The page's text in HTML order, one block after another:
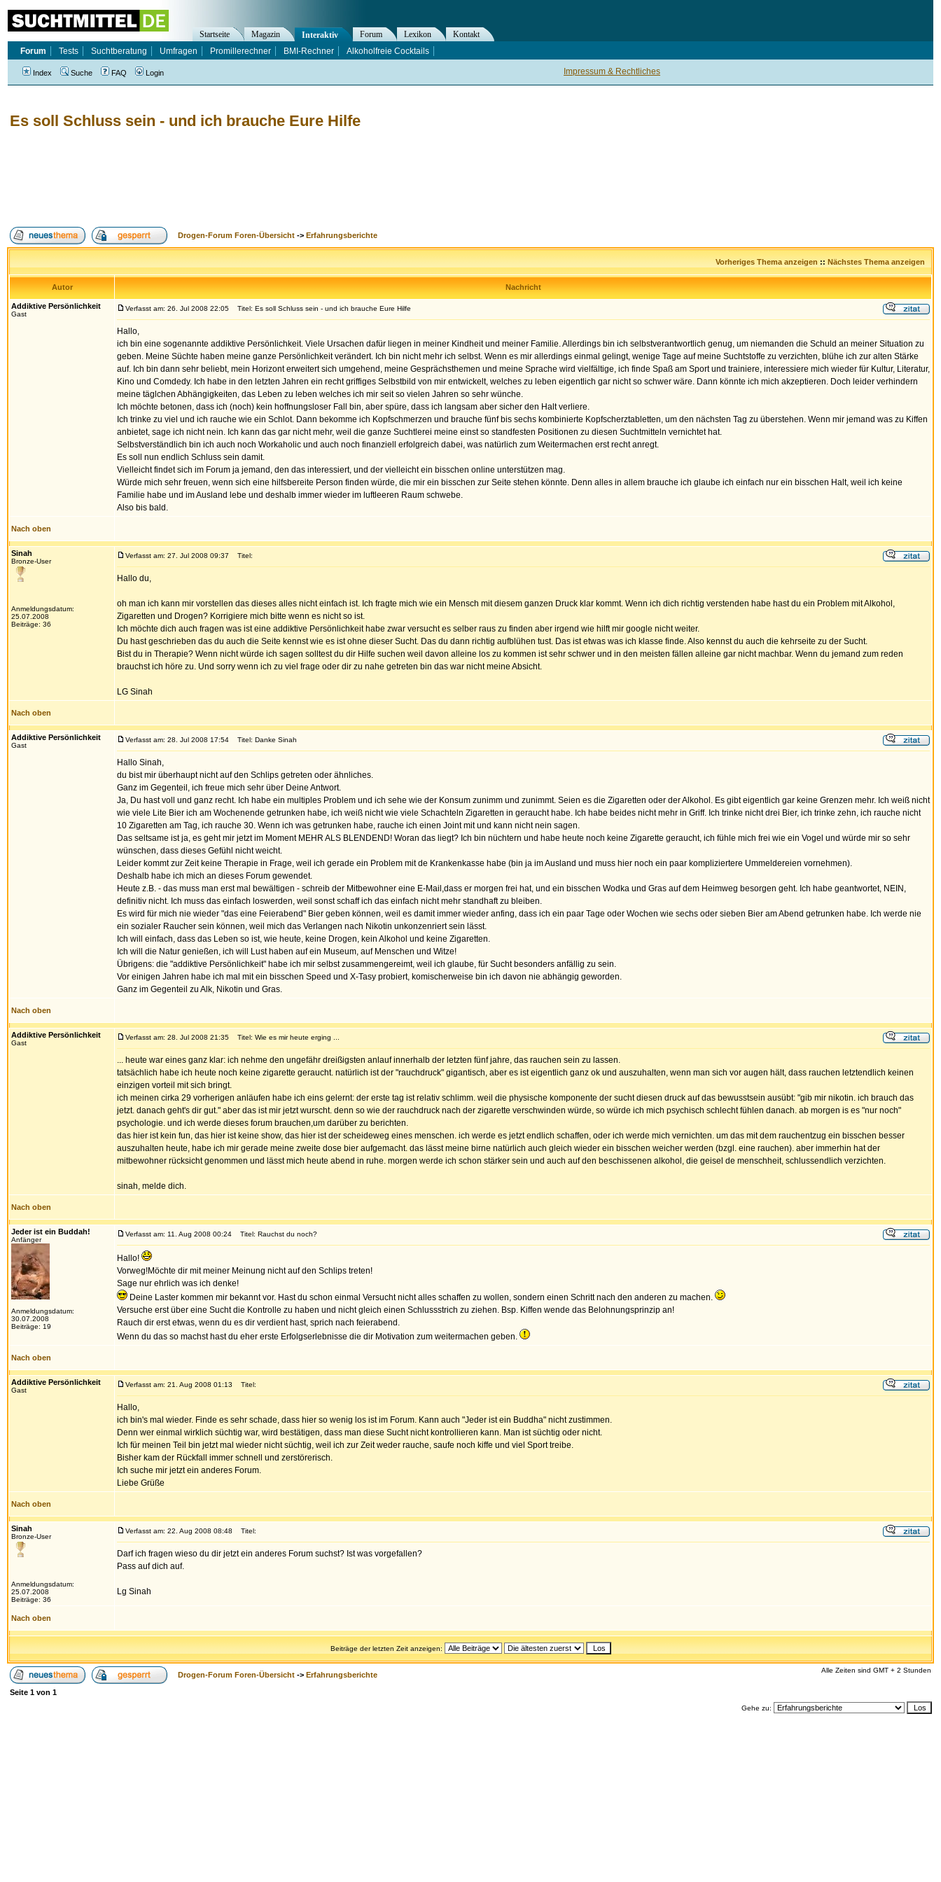
Es soll Schluss sein - und ich brauche Eure Hilfe
Drogen-Forum Foren-Übersicht -> Erfahrungsberichte
Vorheriges Thema anzeigen :: Nächstes Thema anzeigen
Autor Nachricht
Addiktive Persönlichkeit
Gast
Verfasst am: 26. Jul 2008 22:05 Titel: Es soll Schluss sein - und ich brauche Eure Hilfe
Hallo,
ich bin eine sogenannte addiktive Persönlichkeit. Viele Ursachen dafür liegen in meiner Kindheit und meiner Familie. Allerdings bin ich selbstverantwortlich genug, um niemanden die Schuld an meiner Situation zu
geben. Meine Süchte haben meine ganze Persönlichkeit verändert. Ich bin nicht mehr ich selbst. Wenn es mir allerdings einmal gelingt, wenige Tage auf meine Suchtstoffe zu verzichten, blühe ich zur alten Stärke
auf. Ich bin dann sehr beliebt, mein Horizont erweitert sich umgehend, meine Gesprächsthemen und meine Sprache wird vielfältige, ich finde Spaß am Sport und trainiere, interessiere mich wieder für Kultur, Literatur,
Kino und Comdedy. Ich habe in den letzten Jahren ein recht griffiges Selbstbild von mir entwickelt, welches zu leben eigentlich gar nicht so schwer wäre. Dann könnte ich mich akzeptieren. Doch leider verhindern
meine täglchen Abhängigkeiten, das Leben zu leben welches ich mir seit so vielen Jahren so sehr wünche.
Ich möchte betonen, dass ich (noch) kein hoffnungsloser Fall bin, aber spüre, dass ich langsam aber sicher den Halt verliere.
Ich trinke zu viel und ich rauche wie ein Schlot. Dann bekomme ich Kopfschmerzen und brauche fünf bis sechs kombinierte Kopfscherztabletten, um den nächsten Tag zu überstehen. Wenn mir jemand was zu Kiffen
anbietet, sage ich nicht nein. Ich kann das gar nicht mehr, weil die ganze Suchtlerei meine einst so standfesten Positionen zu diesen Suchtmitteln vernichtet hat.
Selbstverständlich bin ich auch noch Workaholic und auch noch finanziell erfolgreich dabei, was natürlich zum Weitermachen erst recht anregt.
Es soll nun endlich Schluss sein damit.
Vielleicht findet sich im Forum ja jemand, den das interessiert, und der vielleicht ein bisschen online unterstützen mag.
Würde mich sehr freuen, wenn sich eine hilfsbereite Person finden würde, die mir ein bisschen zur Seite stehen könnte. Denn alles in allem brauche ich glaube ich einfach nur ein bisschen Halt, weil ich keine
Familie habe und im Ausland lebe und deshalb immer wieder im luftleeren Raum schwebe.
Also bis bald.
Nach oben
Sinah
Bronze-User
Anmeldungsdatum:
25.07.2008
Beiträge: 36
Verfasst am: 27. Jul 2008 09:37 Titel:
Hallo du,
oh man ich kann mir vorstellen das dieses alles nicht einfach ist. Ich fragte mich wie ein Mensch mit diesem ganzen Druck klar kommt. Wenn ich dich richtig verstenden habe hast du ein Problem mit Alkohol,
Zigaretten und Drogen? Korrigiere mich bitte wenn es nicht so ist.
Ich möchte dich auch fragen was ist eine addiktive Persönlichkeit habe zwar versucht es selber raus zu finden aber irgend wie hilft mir google nicht weiter.
Du hast geschrieben das du auch die Seite kennst wie es ist ohne dieser Sucht. Das du dann richtig aufblühen tust. Das ist etwas was ich klasse finde. Also kennst du auch die kehrseite zu der Sucht.
Bist du in Therapie? Wenn nicht würde ich sagen solltest du dir Hilfe suchen weil davon alleine los zu kommen ist sehr schwer und in den meisten fällen alleine gar nicht machbar. Wenn du jemand zum reden
brauchst ich höre zu. Und sorry wenn ich zu viel frage oder dir zu nahe getreten bin das war nicht meine Absicht.
LG Sinah
Nach oben
Addiktive Persönlichkeit
Gast
Verfasst am: 28. Jul 2008 17:54 Titel: Danke Sinah
Hallo Sinah,
du bist mir überhaupt nicht auf den Schlips getreten oder ähnliches.
Ganz im Gegenteil, ich freue mich sehr über Deine Antwort.
Ja, Du hast voll und ganz recht. Ich habe ein multiples Problem und ich sehe wie der Konsum zunimm und zunimmt. Seien es die Zigaretten oder der Alkohol. Es gibt eigentlich gar keine Grenzen mehr. Ich weiß nicht
wie viele Lite Bier ich am Wochenende getrunken habe, ich weiß nicht wie viele Schachteln Zigaretten in geraucht habe. Ich habe beides nicht mehr in Griff. Ich trinke nicht drei Bier, ich trinke zehn, ich rauche nicht
10 Zigaretten am Tag, ich rauche 30. Wenn ich was getrunken habe, rauche ich einen Joint mit und kann nicht nein sagen.
Das seltsame ist ja, es geht mir jetzt im Moment MEHR ALS BLENDEND! Woran das liegt? Ich bin nüchtern und habe heute noch keine Zigarette geraucht, ich fühle mich frei wie ein Vogel und würde mir so sehr
wünschen, dass dieses Gefühl nicht weicht.
Leider kommt zur Zeit keine Therapie in Frage, weil ich gerade ein Problem mit de Krankenkasse habe (bin ja im Ausland und muss hier noch ein paar kompliziertere Ummeldereien vornehmen).
Deshalb habe ich mich an dieses Forum gewendet.
Heute z.B. - das muss man erst mal bewältigen - schreib der Mitbewohner eine E-Mail,dass er morgen frei hat, und ein bisschen Wodka und Gras auf dem Heimweg besorgen geht. Ich habe geantwortet, NEIN,
definitiv nicht. Ich muss das einfach loswerden, weil sonst schaff ich das einfach nicht mehr standhaft zu bleiben.
Es wird für mich nie wieder "das eine Feierabend" Bier geben können, weil es damit immer wieder anfing, dass ich ein paar Tage oder Wochen wie sechs oder sieben Bier am Abend getrunken habe. Ich werde nie
ein sozialer Raucher sein können, weil mich das Verlangen nach Nikotin unkonzenriert sein lässt.
Ich will einfach, dass das Leben so ist, wie heute, keine Drogen, kein Alkohol und keine Zigaretten.
Ich will die Natur genießen, ich will Lust haben auf ein Museum, auf Menschen und Witze!
Übrigens: die "addiktive Persönlichkeit" habe ich mir selbst zusammengereimt, weil ich glaube, für Sucht besonders anfällig zu sein.
Vor einigen Jahren habe ich mal mit ein bisschen Speed und X-Tasy probiert, komischerweise bin ich davon nie abhängig geworden.
Ganz im Gegenteil zu Alk, Nikotin und Gras.
Nach oben
Addiktive Persönlichkeit
Gast
Verfasst am: 28. Jul 2008 21:35 Titel: Wie es mir heute erging ...
... heute war eines ganz klar: ich nehme den ungefähr dreißigsten anlauf innerhalb der letzten fünf jahre, das rauchen sein zu lassen.
tatsächlich habe ich heute noch keine zigarette geraucht. natürlich ist der "rauchdruck" gigantisch, aber es ist eigentlich ganz ok und auszuhalten, wenn man sich vor augen hält, dass rauchen letztendlich keinen
einzigen vorteil mit sich bringt.
ich meinen cirka 29 vorherigen anläufen habe ich eins gelernt: der erste tag ist relativ schlimm. weil die physische komponente der sucht diesen druck auf das bewusstsein ausübt: "gib mir nikotin. ich brauch das
jetzt. danach geht's dir gut." aber das ist mir jetzt wurscht. denn so wie der rauchdruck nach der zigarette verschwinden würde, so würde ich mich psychisch schlecht fühlen danach. ab morgen is es "nur noch"
psychologie. und ich werde dieses forum brauchen,um darüber zu berichten.
das hier ist kein fun, das hier ist keine show, das hier ist der scheideweg eines menschen. ich werde es jetzt endlich schaffen, oder ich werde mich vernichten. um das mit dem rauchentzug ein bisschen besser
auszuhalten heute, habe ich mir gerade meine zweite dose bier aufgemacht. das lässt meine birne natürlich auch gleich wieder ein bisschen weicher werden (bzgl. eine rauchen). aber immerhin hat der
mitbewohner rücksicht genommen und lässt mich heute abend in ruhe. morgen werde ich schon stärker sein und auch auf den beschissenen alkohol, die geisel de menschheit, schlussendlich verzichten.
sinah, melde dich.
Nach oben
Jeder ist ein Buddah!
Anfänger
Anmeldungsdatum:
30.07.2008
Beiträge: 19
Verfasst am: 11. Aug 2008 00:24 Titel: Rauchst du noch?
Hallo!
Vorweg!Möchte dir mit meiner Meinung nicht auf den Schlips treten!
Sage nur ehrlich was ich denke!
Deine Laster kommen mir bekannt vor. Hast du schon einmal Versucht nicht alles schaffen zu wollen, sondern einen Schritt nach den anderen zu machen.
Versuche erst über eine Sucht die Kontrolle zu haben und nicht gleich einen Schlussstrich zu ziehen. Bsp. Kiffen wende das Belohnungsprinzip an!
Rauch dir erst etwas, wenn du es dir verdient hast, sprich nach feierabend.
Wenn du das so machst hast du eher erste Erfolgserlebnisse die dir Motivation zum weitermachen geben.
Nach oben
Addiktive Persönlichkeit
Gast
Verfasst am: 21. Aug 2008 01:13 Titel:
Hallo,
ich bin's mal wieder. Finde es sehr schade, dass hier so wenig los ist im Forum. Kann auch "Jeder ist ein Buddha" nicht zustimmen.
Denn wer einmal wirklich süchtig war, wird bestätigen, dass man diese Sucht nicht kontrollieren kann. Man ist süchtig oder nicht.
Ich für meinen Teil bin jetzt mal wieder nicht süchtig, weil ich zur Zeit weder rauche, saufe noch kiffe und viel Sport treibe.
Bisher kam der Rückfall immer schnell und zerstörerisch.
Ich suche mir jetzt ein anderes Forum.
Liebe Grüße
Nach oben
Sinah
Bronze-User
Anmeldungsdatum:
25.07.2008
Beiträge: 36
Verfasst am: 22. Aug 2008 08:48 Titel:
Darf ich fragen wieso du dir jetzt ein anderes Forum suchst? Ist was vorgefallen?
Pass auf dich auf.
Lg Sinah
Nach oben
Beiträge der letzten Zeit anzeigen:
Drogen-Forum Foren-Übersicht -> Erfahrungsberichte
Alle Zeiten sind GMT + 2 Stunden
Seite 1 von 1
Gehe zu:
Impressum & Rechtliches
Startseite Magazin Interaktiv Forum Lexikon
Kontakt
Forum
Tests Suchtberatung Umfragen Promillerechner BMI-Rechner Alkoholfreie Cocktails
Index Suche FAQ Login